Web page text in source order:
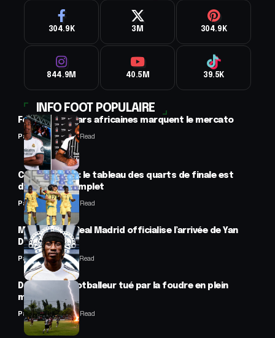
304.9K 3M 304.9K
844.9M 40.5M 39.5K
INFO FOOT POPULAIRE
Football : 2 stars africaines marquent le mercato
Panafrofoot2 Min Read
CAN féminine : le tableau des quarts de finale est
désormais complet
Panafrofoot2 Min Read
Mercato : Le Real Madrid officialise l’arrivée de Yan
Diomandé
Panafrofoot1 Min Read
Drame : un footballeur tué par la foudre en plein
match
Panafrofoot2 Min Read